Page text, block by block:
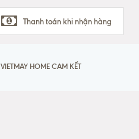
Thanh toán khi nhận hàng
VIETMAY HOME CAM KẾT